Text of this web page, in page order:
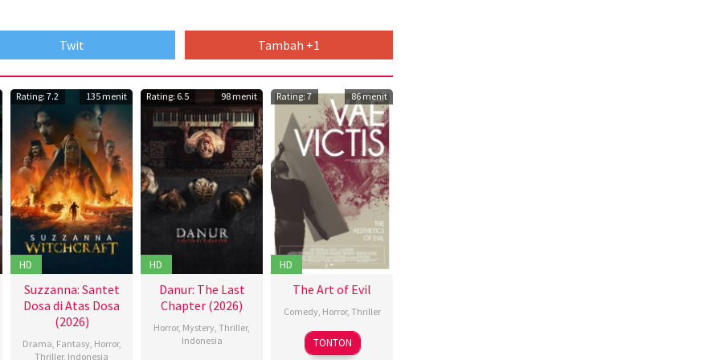
Twit
Tambah +1
Rating: 7.2 135 menit
HD
Suzzanna: Santet
Dosa di Atas Dosa
(2026)
Drama, Fantasy, Horror,
Thriller, Indonesia
Rating: 6.5 98 menit
HD
Danur: The Last
Chapter (2026)
Horror, Mystery, Thriller,
Indonesia
Rating: 7 86 menit
HD
The Art of Evil
Comedy, Horror, Thriller
TONTON